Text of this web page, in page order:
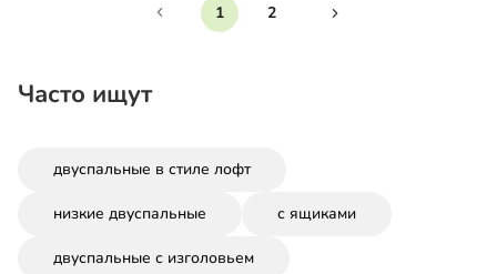
1 2
Часто ищут
двуспальные в стиле лофт
низкие двуспальные с ящиками
двуспальные с изголовьем